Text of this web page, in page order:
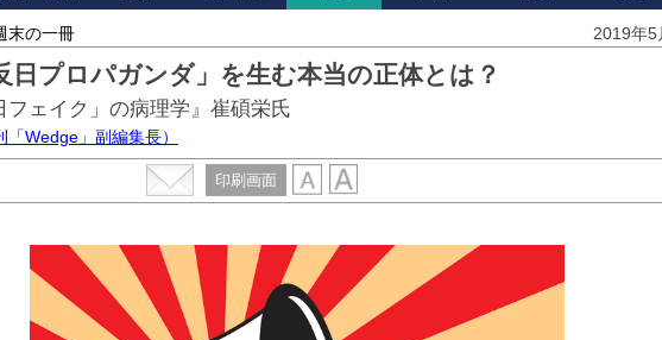
末の一冊 2019年5
日プロパガンダ」を生む本当の正体とは？
フェイク」の病理学』崔碩栄氏
「Wedge」副編集長）
印刷画面